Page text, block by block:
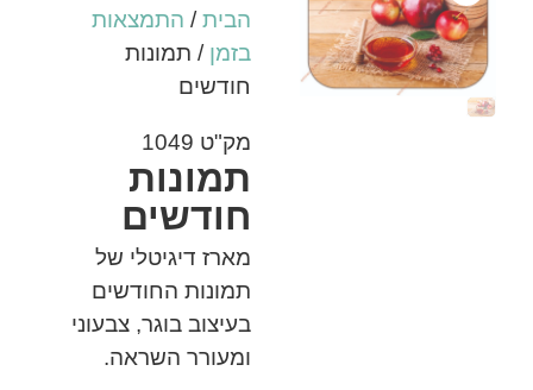
הבית/ התמצאות
בזמן / תמונות
חודשים
מק"ט 1049
תמונות
חודשים
מארז דיגיטלי של
תמונות החודשים
בעיצוב בוגר, צבעוני
ומעורר השראה.